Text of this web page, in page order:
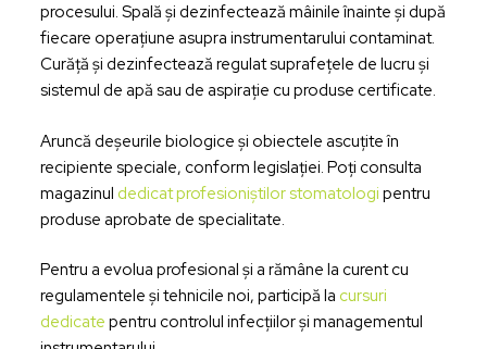
procesului. Spală și dezinfectează mâinile înainte și după
fiecare operațiune asupra instrumentarului contaminat.
Curăță și dezinfectează regulat suprafețele de lucru și
sistemul de apă sau de aspirație cu produse certificate.
Aruncă deșeurile biologice și obiectele ascuțite în
recipiente speciale, conform legislației. Poți consulta
magazinul dedicat profesioniștilor stomatologi pentru
produse aprobate de specialitate.
Pentru a evolua profesional și a rămâne la curent cu
regulamentele și tehnicile noi, participă la cursuri
dedicate pentru controlul infecțiilor și managementul